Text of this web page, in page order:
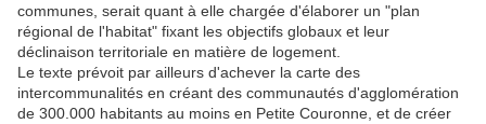
communes, serait quant à elle chargée d'élaborer un "plan
régional de l'habitat" fixant les objectifs globaux et leur
déclinaison territoriale en matière de logement.
Le texte prévoit par ailleurs d'achever la carte des
intercommunalités en créant des communautés d'agglomération
de 300.000 habitants au moins en Petite Couronne, et de créer